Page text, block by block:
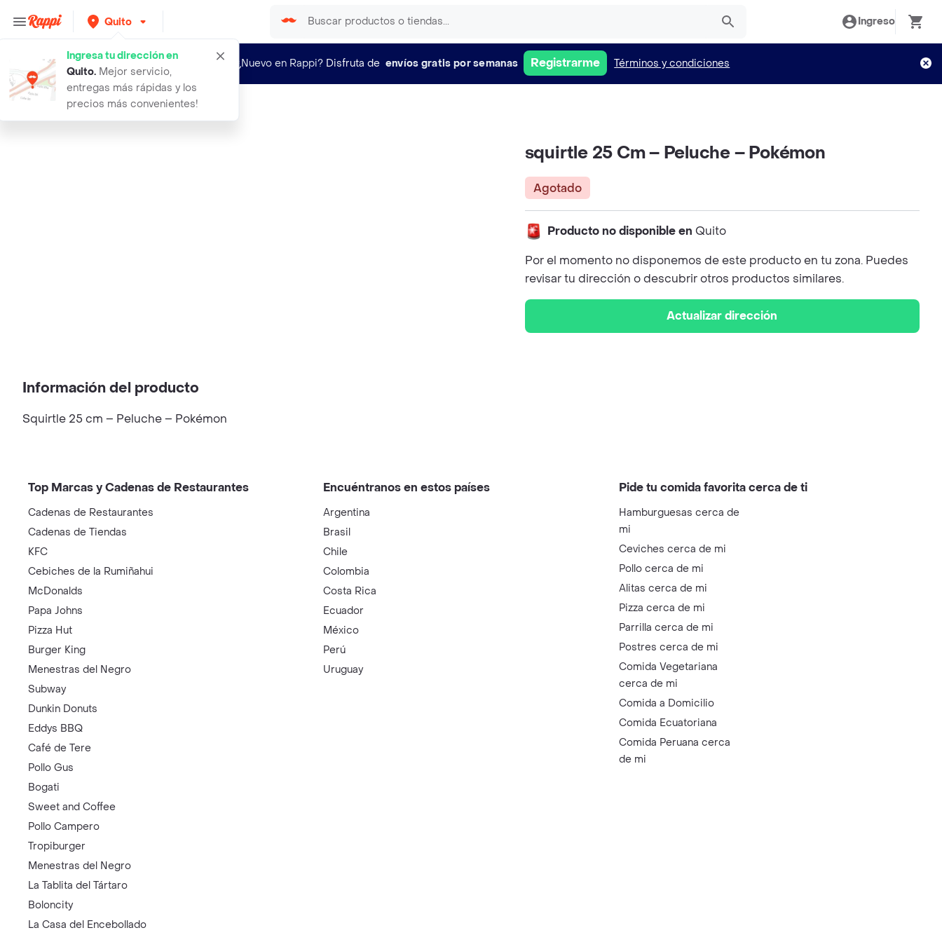
Quito
Ingresa tu dirección en
Quito. Mejor servicio,
entregas más rápidas y los
precios más convenientes!
Ingreso
¿Nuevo en Rappi? Disfruta de envíos gratis por semanas Registrarme Términos y condiciones
squirtle 25 cm peluche pokemon
squirtle 25 Cm – Peluche – Pokémon
Agotado
Producto no disponible en Quito
Por el momento no disponemos de este producto en tu zona. Puedes
revisar tu dirección o descubrir otros productos similares.
Actualizar dirección
Información del producto
Squirtle 25 cm – Peluche – Pokémon
Top Marcas y Cadenas de Restaurantes
Cadenas de Restaurantes
Cadenas de Tiendas
KFC
Cebiches de la Rumiñahui
McDonalds
Papa Johns
Pizza Hut
Burger King
Menestras del Negro
Subway
Dunkin Donuts
Eddys BBQ
Café de Tere
Pollo Gus
Bogati
Sweet and Coffee
Pollo Campero
Tropiburger
Menestras del Negro
La Tablita del Tártaro
Boloncity
La Casa del Encebollado
Encuéntranos en estos países
Argentina
Brasil
Chile
Colombia
Costa Rica
Ecuador
México
Perú
Uruguay
Pide tu comida favorita cerca de ti
Hamburguesas cerca de
mi
Ceviches cerca de mi
Pollo cerca de mi
Alitas cerca de mi
Pizza cerca de mi
Parrilla cerca de mi
Postres cerca de mi
Comida Vegetariana
cerca de mi
Comida a Domicilio
Comida Ecuatoriana
Comida Peruana cerca
de mi